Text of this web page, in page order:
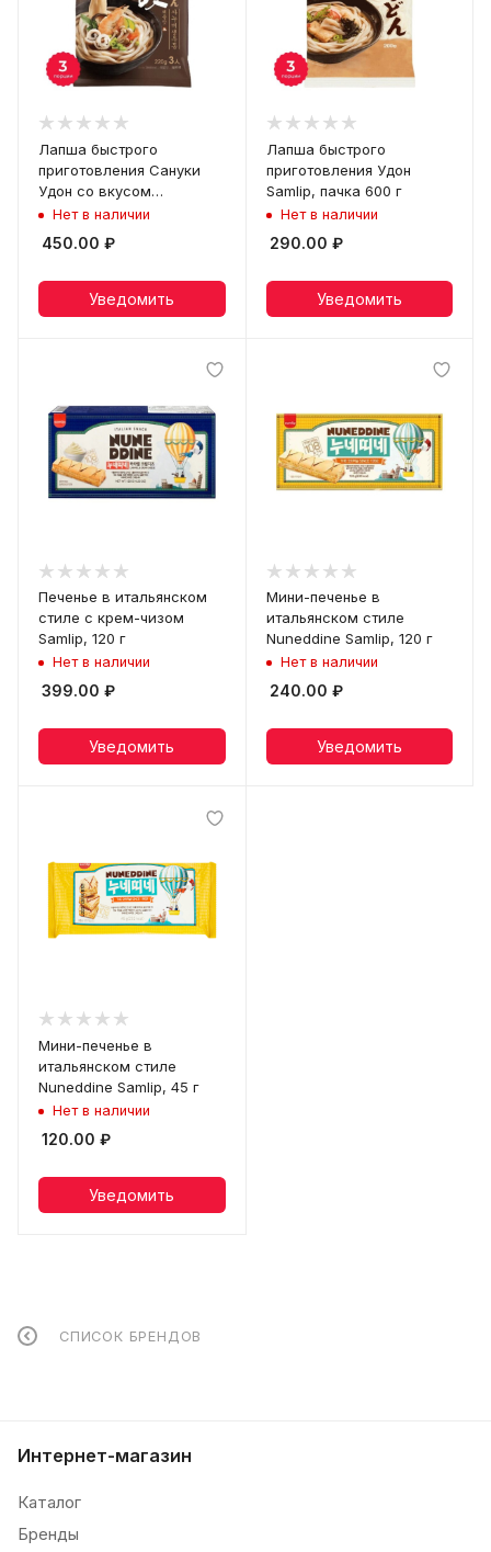
Лапша быстрого
приготовления Сануки
Удон со вкусом
морепродуктов Samlip,
Нет в наличии
450.00 ₽
Уведомить
Лапша быстрого
приготовления Удон
Samlip, пачка 600 г
Нет в наличии
290.00 ₽
Уведомить
Печенье в итальянском
стиле с крем-чизом
Samlip, 120 г
Нет в наличии
399.00 ₽
Уведомить
Мини-печенье в
итальянском стиле
Nuneddine Samlip, 120 г
Нет в наличии
240.00 ₽
Уведомить
Мини-печенье в
итальянском стиле
Nuneddine Samlip, 45 г
Нет в наличии
120.00 ₽
Уведомить
СПИСОК БРЕНДОВ
Интернет-магазин
Каталог
Бренды